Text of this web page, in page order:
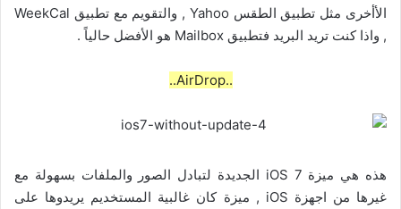
الأأخرى مثل تطبيق الطقس Yahoo , والتقويم مع تطبيق WeekCal
, واذا كنت تريد البريد فتطبيق Mailbox هو الأفضل حالياً .
..AirDrop..
هذه هي ميزة iOS 7 الجديدة لتبادل الصور والملفات بسهولة مع
غيرها من اجهزة iOS , ميزة كان غالبية المستخديم يريدوها على